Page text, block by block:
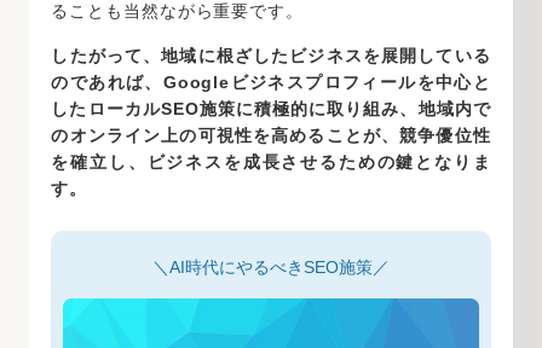
ることも当然ながら重要です。
したがって、地域に根ざしたビジネスを展開している
のであれば、Googleビジネスプロフィールを中心と
したローカルSEO施策に積極的に取り組み、地域内で
のオンライン上の可視性を高めることが、競争優位性
を確立し、ビジネスを成長させるための鍵となりま
す。
＼AI時代にやるべきSEO施策／